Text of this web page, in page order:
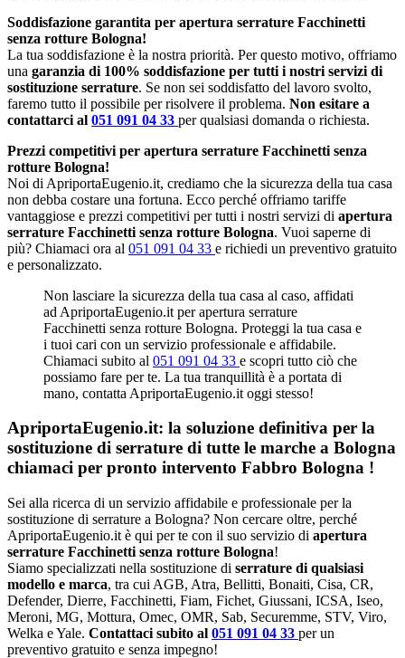
Soddisfazione garantita per apertura serrature Facchinetti
senza rotture Bologna!
La tua soddisfazione è la nostra priorità. Per questo motivo, offriamo
una garanzia di 100% soddisfazione per tutti i nostri servizi di
sostituzione serrature. Se non sei soddisfatto del lavoro svolto,
faremo tutto il possibile per risolvere il problema. Non esitare a
contattarci al 051 091 04 33 per qualsiasi domanda o richiesta.
Prezzi competitivi per apertura serrature Facchinetti senza
rotture Bologna!
Noi di ApriportaEugenio.it, crediamo che la sicurezza della tua casa
non debba costare una fortuna. Ecco perché offriamo tariffe
vantaggiose e prezzi competitivi per tutti i nostri servizi di apertura
serrature Facchinetti senza rotture Bologna. Vuoi saperne di
più? Chiamaci ora al 051 091 04 33 e richiedi un preventivo gratuito
e personalizzato.
Non lasciare la sicurezza della tua casa al caso, affidati
ad ApriportaEugenio.it per apertura serrature
Facchinetti senza rotture Bologna. Proteggi la tua casa e
i tuoi cari con un servizio professionale e affidabile.
Chiamaci subito al 051 091 04 33 e scopri tutto ciò che
possiamo fare per te. La tua tranquillità è a portata di
mano, contatta ApriportaEugenio.it oggi stesso!
ApriportaEugenio.it: la soluzione definitiva per la
sostituzione di serrature di tutte le marche a Bologna
chiamaci per pronto intervento Fabbro Bologna !
Sei alla ricerca di un servizio affidabile e professionale per la
sostituzione di serrature a Bologna? Non cercare oltre, perché
ApriportaEugenio.it è qui per te con il suo servizio di apertura
serrature Facchinetti senza rotture Bologna!
Siamo specializzati nella sostituzione di serrature di qualsiasi
modello e marca, tra cui AGB, Atra, Bellitti, Bonaiti, Cisa, CR,
Defender, Dierre, Facchinetti, Fiam, Fichet, Giussani, ICSA, Iseo,
Meroni, MG, Mottura, Omec, OMR, Sab, Securemme, STV, Viro,
Welka e Yale. Contattaci subito al 051 091 04 33 per un
preventivo gratuito e senza impegno!